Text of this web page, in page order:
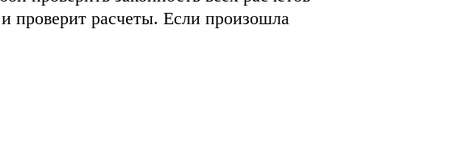
проверит расчеты. Если произошла